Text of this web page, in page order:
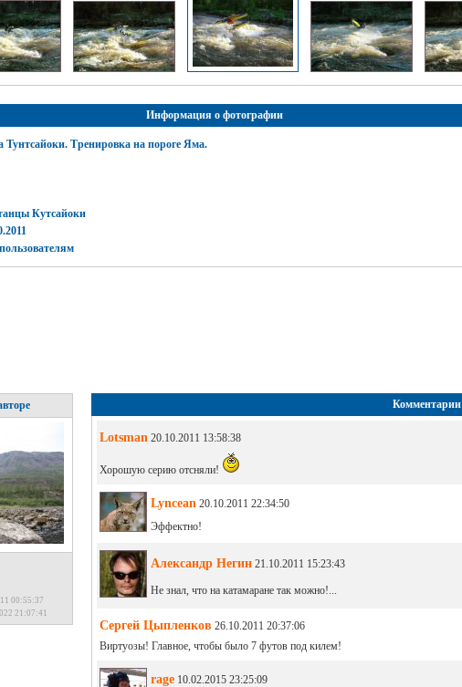
Информация о фотографии
Тунтсайоки. Тренировка на пороге Яма.
Кутсайоки
00:55:37
21:07:41
Комментарии
Lotsman20.10.2011 13:58:38
Хорошую серию отсняли!
Lyncean20.10.2011 22:34:50
Эффектно!
Александр Негин21.10.2011 15:23:43
Не знал, что на катамаране так можно!...
Сергей Цыпленков 26.10.2011 20:37:06
Виртуозы! Главное, чтобы было 7 футов под килем!
rage10.02.2015 23:25:09